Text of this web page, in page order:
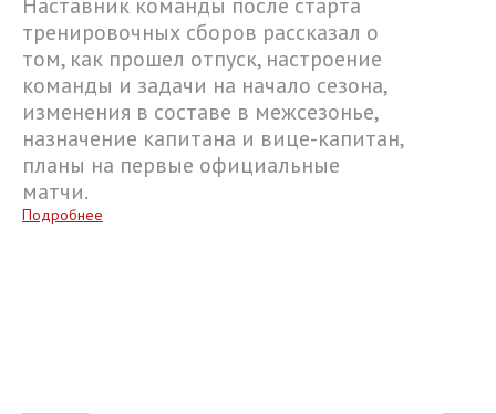
Наставник команды после старта
тренировочных сборов рассказал о
том, как прошел отпуск, настроение
команды и задачи на начало сезона,
изменения в составе в межсезонье,
назначение капитана и вице-капитан,
планы на первые официальные
матчи.
Подробнее